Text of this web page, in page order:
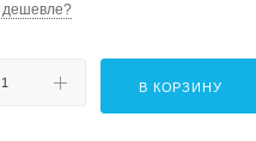
В КОРЗИНУ